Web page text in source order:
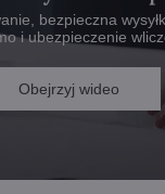
bezpieczna
i ubezpieczenie
Obejrzyj wideo